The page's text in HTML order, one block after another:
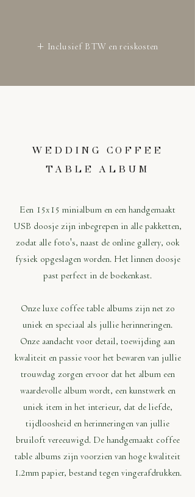
+ Inclusief BTW en reiskosten
WEDDING COFFEE
TABLE ALBUM
Een 15x15 minialbum en een handgemaakt
USB doosje zijn inbegrepen in alle pakketten,
zodat alle foto's, naast de online gallery, ook
fysiek opgeslagen worden. Het linnen doosje
past perfect in de boekenkast.​
Onze luxe coffee table albums zijn net zo
uniek en speciaal als jullie herinneringen.
Onze aandacht voor detail, toewijding aan
kwaliteit en passie voor het bewaren van jullie
trouwdag zorgen ervoor dat het album een
waardevolle album wordt, een kunstwerk en
uniek item in het interieur, dat de liefde,
tijdloosheid en herinneringen van jullie
bruiloft vereeuwigd. De handgemaakt coffee
table albums zijn voorzien van hoge kwaliteit
1.2mm papier, bestand tegen vingerafdrukken.